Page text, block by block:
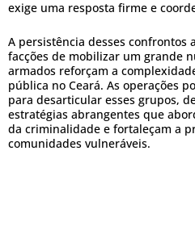
exige uma resposta firme e
A persistência desses confrontos
facções de mobilizar um grande
armados reforçam a
pública no Ceará. As operações
para desarticular esses grupos,
estratégias abrangentes que
da criminalidade e fortaleçam a
comunidades vulneráveis.